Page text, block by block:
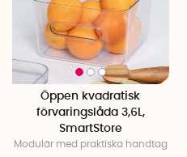
Öppen kvadratisk
förvaringslåda 3,6L,
SmartStore
Modulär med praktiska handtag